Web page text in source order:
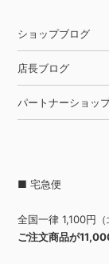
ショップブログ
店長ブログ
パートナーショッ
■ 宅急便
全国一律 1,100円
ご注文商品が